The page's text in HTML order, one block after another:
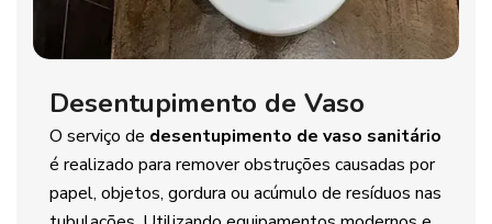
Desentupimento de Vaso
O serviço de desentupimento de vaso sanitário
é realizado para remover obstruções causadas por
papel, objetos, gordura ou acúmulo de resíduos nas